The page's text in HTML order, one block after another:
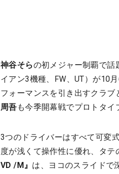
神谷そらの初メジャー制覇で話
イアン3機種、FW、UT）が10
フォーマンスを引き出すクラ
周吾 も今季開幕戦でプロトタイ
3つのドライバーはすべて可変
度が浅くて操作性に優れ、タ
VD /M』 は、ヨコのスライドで